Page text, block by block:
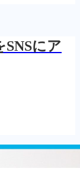
SNSにア